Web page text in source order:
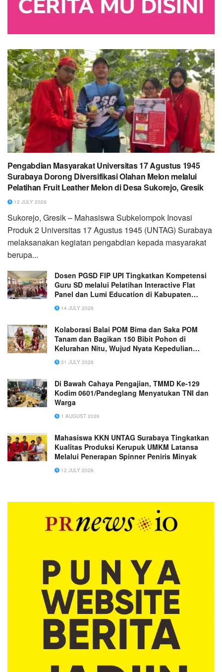
Pengabdian Masyarakat Universitas 17 Agustus 1945
Surabaya Dorong Diversifikasi Olahan Melon melalui
Pelatihan Fruit Leather Melon di Desa Sukorejo, Gresik
12 JULY 2026
Sukorejo, Gresik – Mahasiswa Subkelompok Inovasi
Produk 2 Universitas 17 Agustus 1945 (UNTAG) Surabaya
melaksanakan kegiatan pengabdian kepada masyarakat
berupa...
Dosen PGSD FIP UPI Tingkatkan Kompetensi
Guru SD melalui Pelatihan Interactive Flat
Panel dan Lumi Education di Kabupaten
Bandung
14 JULY 2026
Kolaborasi Balai POM Bima dan Saka POM
Tanam dan Bagikan 150 Bibit Pohon di
Kelurahan Nitu, Wujud Nyata Kepedulian
terhadap Lingkungan
31 JULY 2026
Di Bawah Cahaya Pengajian, TMMD Ke-129
Kodim 0601/Pandeglang Menyatukan TNI dan
Warga
1 AUGUST 2026
Mahasiswa KKN UNTAG Surabaya Tingkatkan
Kualitas Produksi Kerupuk UMKM Latansa
Melalui Penerapan Spinner Peniris Minyak
12 JULY 2026